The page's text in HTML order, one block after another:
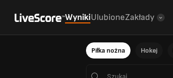
WynikiUlubioneZakłady
Piłka nożna Hokej